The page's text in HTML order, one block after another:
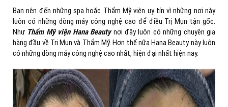
Bạn nên đến những spa hoặc Thẩm Mỹ viện uy tín vì những nơi này
luôn có những dòng máy công nghệ cao để điều Trị Mụn tận gốc.
Như Thẩm Mỹ viện Hana Beautynơi đây luôn có những chuyên gia
hàng đầu về Trị Mụn và Thẩm Mỹ. Hơn thế nữa Hana Beauty này luôn
có những dòng máy công nghệ cao nhất, hiện đại nhất hiện nay.